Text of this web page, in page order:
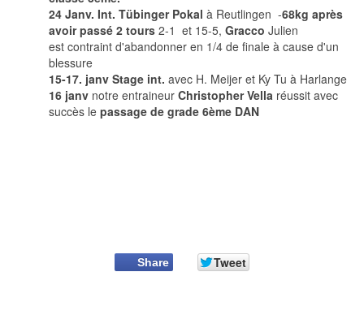
24 Janv. Int. Tübinger Pokal à Reutlingen -68kg après
avoir passé 2 tours 2-1 et 15-5, Gracco Julien
est contraint d'abandonner en 1/4 de finale à cause d'un
blessure
15-17. janv Stage int. avec H. Meijer et Ky Tu à Harlange
16 janv notre entraineur Christopher Vella réussit avec
succès le passage de grade 6ème DAN
Share Tweet